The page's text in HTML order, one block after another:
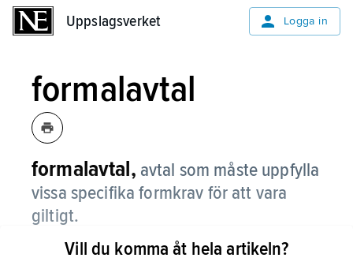
Uppslagsverket Logga in
formalavtal
formalavtal, avtal som måste uppfylla
vissa specifika formkrav för att vara
giltigt.
Formkraven kan vara att avtalet ska vara
Vill du komma åt hela artikeln?